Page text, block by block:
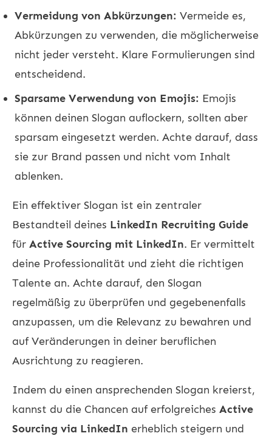
Vermeidung von Abkürzungen: Vermeide es,
Abkürzungen zu verwenden, die möglicherweise
nicht jeder versteht. Klare Formulierungen sind
entscheidend.
Sparsame Verwendung von Emojis: Emojis
können deinen Slogan auflockern, sollten aber
sparsam eingesetzt werden. Achte darauf, dass
sie zur Brand passen und nicht vom Inhalt
ablenken.
Ein effektiver Slogan ist ein zentraler
Bestandteil deines LinkedIn Recruiting Guide
für Active Sourcing mit LinkedIn. Er vermittelt
deine Professionalität und zieht die richtigen
Talente an. Achte darauf, den Slogan
regelmäßig zu überprüfen und gegebenenfalls
anzupassen, um die Relevanz zu bewahren und
auf Veränderungen in deiner beruflichen
Ausrichtung zu reagieren.
Indem du einen ansprechenden Slogan kreierst,
kannst du die Chancen auf erfolgreiches Active
Sourcing via LinkedIn erheblich steigern und